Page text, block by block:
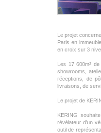
Le projet
Paris en
en croix sur 3
Les 17 600m²
showrooms,
réceptions, de
livraisons, de
Le projet de
KERING
révélateur d’un
outil de